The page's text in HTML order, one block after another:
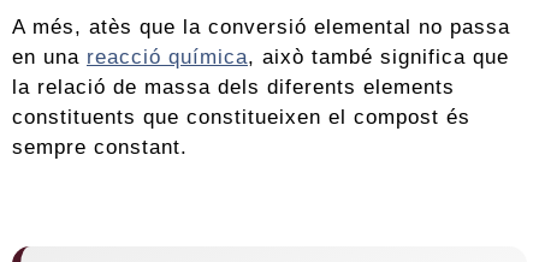
A més, atès que la conversió elemental no passa
en una reacció química, això també significa que
la relació de massa dels diferents elements
constituents que constitueixen el compost és
sempre constant.